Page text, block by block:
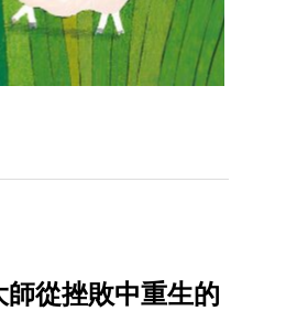
師從挫敗中重生的